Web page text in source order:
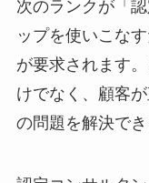
次のランクが「
ップを使いこなす
が要求されます
けでなく、顧客
の問題を解決でき